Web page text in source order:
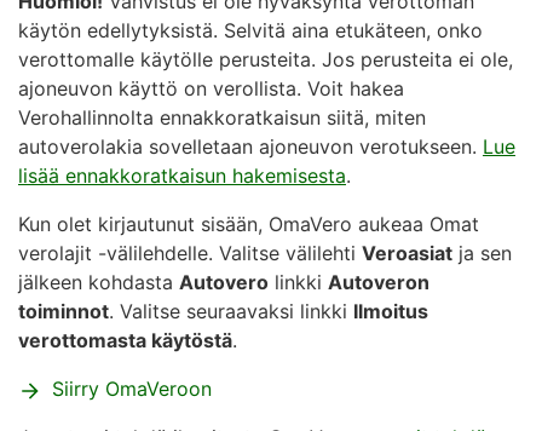
käytön edellytyksistä. Selvitä aina etukäteen, onko
verottomalle käytölle perusteita. Jos perusteita ei ole,
ajoneuvon käyttö on verollista. Voit hakea
Verohallinnolta ennakkoratkaisun siitä, miten
autoverolakia sovelletaan ajoneuvon verotukseen. Lue
lisää ennakkoratkaisun hakemisesta.
Kun olet kirjautunut sisään, OmaVero aukeaa Omat
verolajit -välilehdelle. Valitse välilehti Veroasiat ja sen
jälkeen kohdasta Autovero linkki Autoveron
toiminnot. Valitse seuraavaksi linkki Ilmoitus
verottomasta käytöstä.
Siirry OmaVeroon